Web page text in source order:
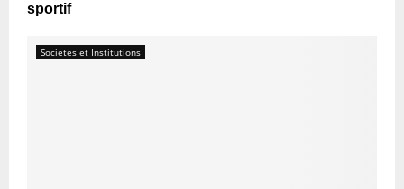
sportif
Societes et Institutions